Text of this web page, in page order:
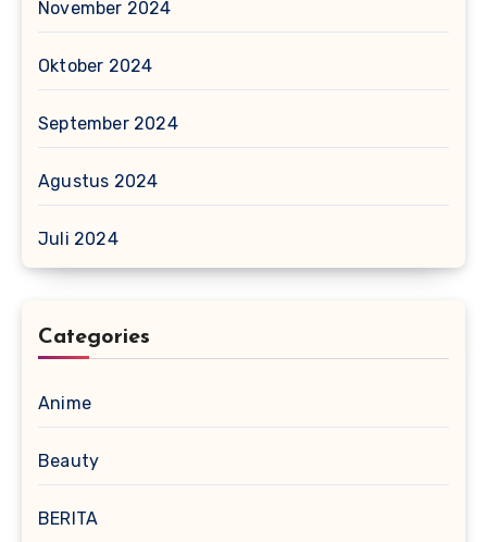
November 2024
Oktober 2024
September 2024
Agustus 2024
Juli 2024
Categories
Anime
Beauty
BERITA